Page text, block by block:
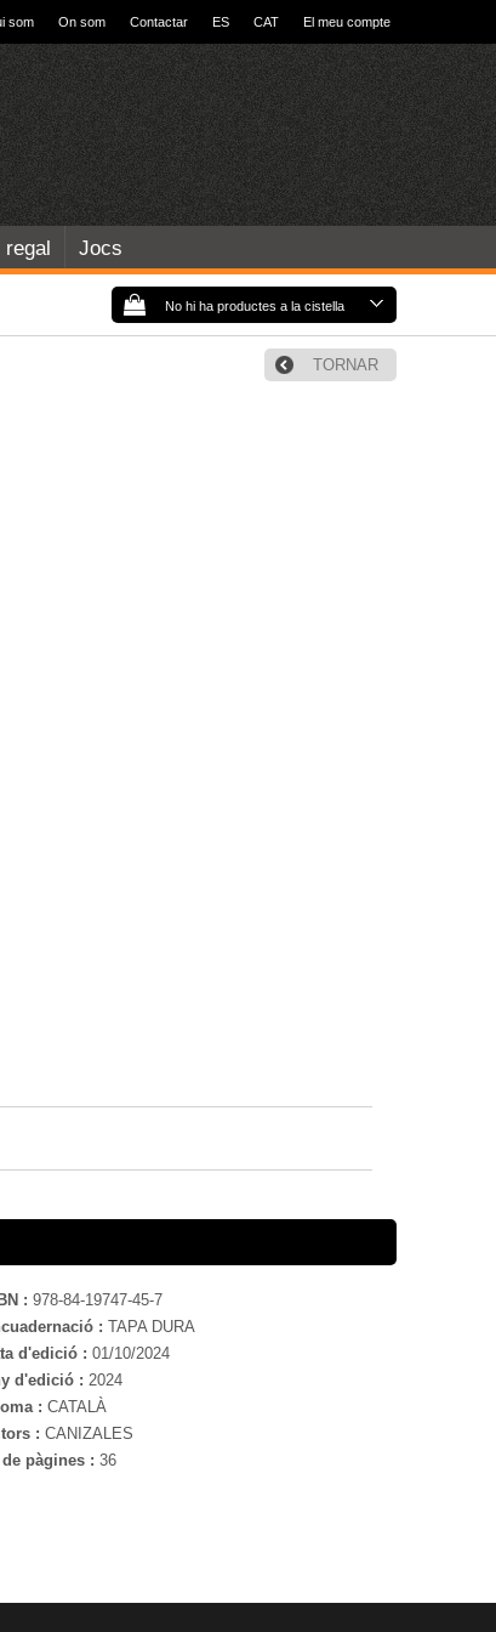
som On som Contactar ES CAT El meu compte
Jocs
No hi ha productes a la cistella
TORNAR
: 978-84-19747-45-7
: TAPA DURA
d'edició : 01/10/2024
d'edició : 2024
: CATALÀ
: CANIZALES
de pàgines : 36